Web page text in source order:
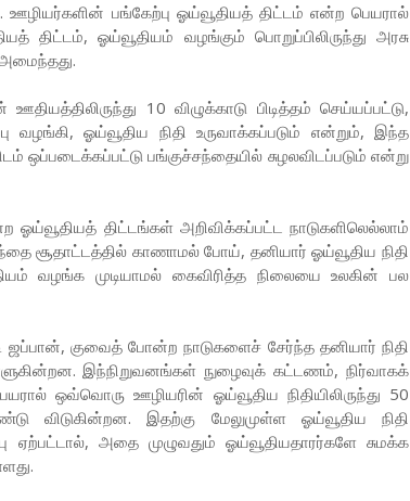
ஊழியர்களின் பங்கேற்பு ஓய்வூதியத் திட்டம் என்ற பெயரால்
திட்டம், ஓய்வூதியம் வழங்கும் பொறுப்பிலிருந்து அரசு
10 விழுக்காடு பிடித்தம் செய்யப்பட்டு,
வழங்கி, ஓய்வூதிய நிதி உருவாக்கப்படும் என்றும், இந்த
ஒப்படைக்கப்பட்டு பங்குச்சந்தையில் சுழலவிடப்படும் என்று
ஓய்வூதியத் திட்டங்கள் அறிவிக்கப்பட்ட நாடுகளிலெல்லாம்
சூதாட்டத்தில் காணாமல் போய், தனியார் ஓய்வூதிய நிதி
வழங்க முடியாமல் கைவிரித்த நிலையை உலகின் பல
ஜப்பான், குவைத் போன்ற நாடுகளைச் சேர்ந்த தனியார் நிதி
இந்நிறுவனங்கள் நுழைவுக் கட்டணம், நிர்வாகக்
ஒவ்வொரு ஊழியரின் ஓய்வூதிய நிதியிலிருந்து 50
விடுகின்றன. இதற்கு மேலுமுள்ள ஓய்வூதிய நிதி
ஏற்பட்டால், அதை முழுவதும் ஓய்வூதியதாரர்களே சுமக்க